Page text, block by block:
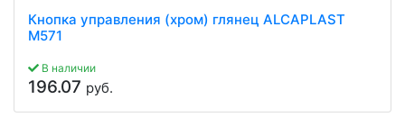
Кнопка управления (хром) глянец ALCAPLAST
M571
В наличии
196.07 руб.